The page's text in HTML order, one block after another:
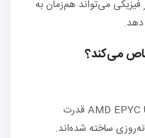
می‌تواند هم‌زمان به
دهد.
می‌کند؟
پردازنده‌های سرور مثل Intel Xeon یا AMD EPYC قدرت
ساخته شده‌اند.